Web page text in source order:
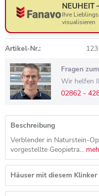
NEUHEIT
Ihre
visualisieren
Artikel-Nr.:
Fragen
Wir helfen
02862 -
Beschreibung
Verblender in Naturstein-
vorgestellte Geopietra...
Häuser mit diesem Klinker